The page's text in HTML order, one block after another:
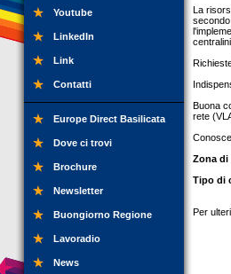
Youtube
LinkedIn
Link
Contatti
Europe Direct Basilicata
Dove ci trovi
Brochure
Newsletter
Buongiorno Regione
Lavoradio
News
La
Buona
rete
Zona di
Tipo di
Per